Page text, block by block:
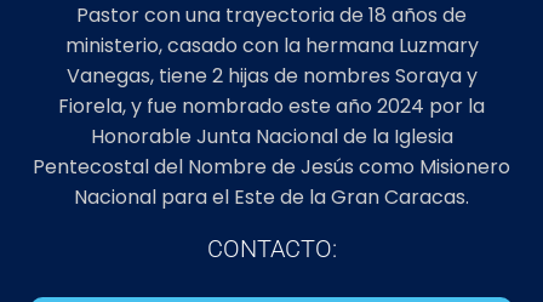
Pastor con una trayectoria de 18 años de
ministerio, casado con la hermana Luzmary
Vanegas, tiene 2 hijas de nombres Soraya y
Fiorela, y fue nombrado este año 2024 por la
Honorable Junta Nacional de la Iglesia
Pentecostal del Nombre de Jesús como Misionero
Nacional para el Este de la Gran Caracas.
CONTACTO: